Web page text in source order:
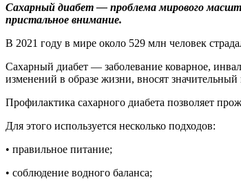
Сахарный диабет — проблема мирового
пристальное внимание.
В 2021 году в мире около 529 млн человек
Сахарный диабет — заболевание коварное,
изменений в образе жизни, вносят значительный
Профилактика сахарного диабета позволяет
Для этого используется несколько подходов:
• правильное питание;
• соблюдение водного баланса;